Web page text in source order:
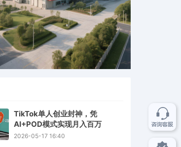
TikTok单人创业封神，凭
AI+POD模式实现月入百万
2026-05-17 16:40